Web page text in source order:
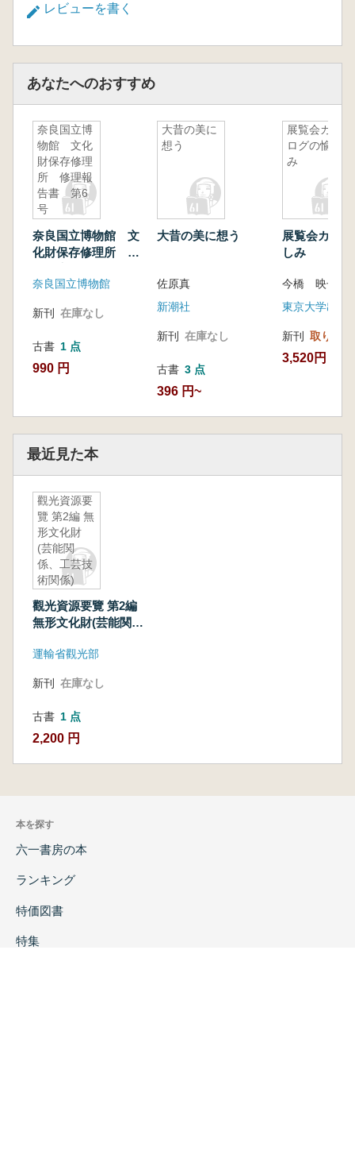
レビューを書く
あなたへのおすすめ
奈良国立博
物館 文化
財保存修理
所 修理報
告書 第6
号
奈良国立博物館 文
化財保存修理所 修
奈良国立博物館
新刊 在庫なし
古書 1 点
990 円
大昔の美に
想う
大昔の美に想う
佐原真
新潮社
新刊 在庫なし
古書 3 点
396 円~
展覧会カタ
ログの愉し
み
展覧会カタ
しみ
今橋 映子 編
東京大学出版
新刊 取り寄せ
3,520円
最近見た本
觀光資源要
覽 第2編 無
形文化財
(芸能関
係、工芸技
術関係)
觀光資源要覽 第2編
無形文化財(芸能関
運輸省觀光部
新刊 在庫なし
古書 1 点
2,200 円
本を探す
六一書房の本
ランキング
特価図書
特集